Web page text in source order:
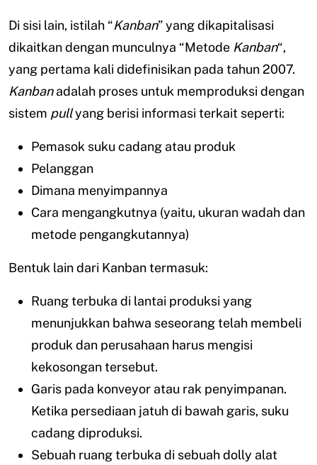
Di sisi lain, istilah “Kanban” yang dikapitalisasi
dikaitkan dengan munculnya “Metode Kanban“,
yang pertama kali didefinisikan pada tahun 2007.
Kanbanadalah proses untuk memproduksi dengan
sistem pullyang berisi informasi terkait seperti:
Pemasok suku cadang atau produk
Pelanggan
Dimana menyimpannya
Cara mengangkutnya (yaitu, ukuran wadah dan
metode pengangkutannya)
Bentuk lain dari Kanban termasuk:
Ruang terbuka di lantai produksi yang
menunjukkan bahwa seseorang telah membeli
produk dan perusahaan harus mengisi
kekosongan tersebut.
Garis pada konveyor atau rak penyimpanan.
Ketika persediaan jatuh di bawah garis, suku
cadang diproduksi.
Sebuah ruang terbuka di sebuah dolly alat